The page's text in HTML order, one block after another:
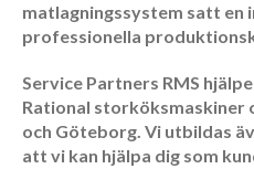
UTHYRNING
ROBOT-
COUPE
AFTER
SALES
matlagningssystem satt
professionella
Service Partners RMS
Rational storköksmaskiner
och Göteborg. Vi utbildas
att vi kan hjälpa dig som